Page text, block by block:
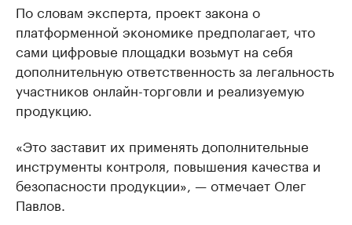
По словам эксперта, проект закона о
платформенной экономике предполагает, что
сами цифровые площадки возьмут на себя
дополнительную ответственность за легальность
участников онлайн-торговли и реализуемую
продукцию.
«Это заставит их применять дополнительные
инструменты контроля, повышения качества и
безопасности продукции», — отмечает Олег
Павлов.